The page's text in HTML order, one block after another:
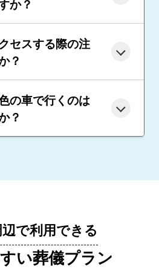
か？
セスする際の注
？
の車で行くのは
？
で利用できる
い葬儀プラン